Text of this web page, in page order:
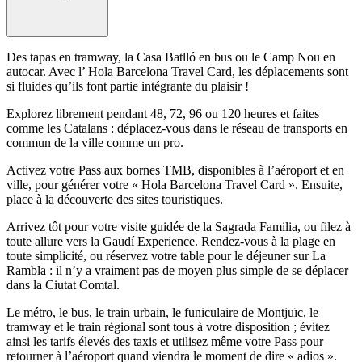
Des tapas en tramway, la Casa Batlló en bus ou le Camp Nou en
autocar. Avec l’ Hola Barcelona Travel Card, les déplacements sont
si fluides qu’ils font partie intégrante du plaisir !
Explorez librement pendant 48, 72, 96 ou 120 heures et faites
comme les Catalans : déplacez-vous dans le réseau de transports en
commun de la ville comme un pro.
Activez votre Pass aux bornes TMB, disponibles à l’aéroport et en
ville, pour générer votre « Hola Barcelona Travel Card ». Ensuite,
place à la découverte des sites touristiques.
Arrivez tôt pour votre visite guidée de la Sagrada Familia, ou filez à
toute allure vers la Gaudí Experience. Rendez-vous à la plage en
toute simplicité, ou réservez votre table pour le déjeuner sur La
Rambla : il n’y a vraiment pas de moyen plus simple de se déplacer
dans la Ciutat Comtal.
Le métro, le bus, le train urbain, le funiculaire de Montjuïc, le
tramway et le train régional sont tous à votre disposition ; évitez
ainsi les tarifs élevés des taxis et utilisez même votre Pass pour
retourner à l’aéroport quand viendra le moment de dire « adios ».